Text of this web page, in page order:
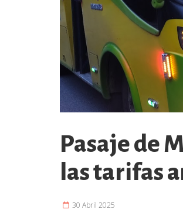
Pasaje de
las tarifas
30 Abril 2025